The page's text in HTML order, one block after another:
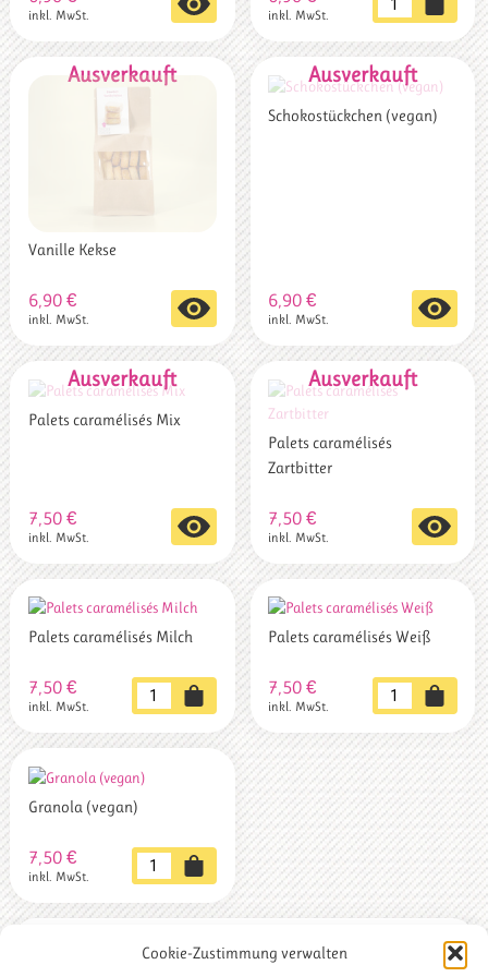
Cookie-Zustimmung verwalten
inkl. MwSt. inkl. MwSt.
³
Menge
Vanille Kekse
6,90 €
inkl. MwSt.
Schokostückchen (vegan)
6,90€
inkl. MwSt.
Palets caramélisés Mix
7,50 €
inkl. MwSt.
Palets caramélisés
Zartbitter
7,50€
inkl. MwSt.
Palets caramélisés Milch
7,50 €
inkl. MwSt.
Palets
caramélisés
Milch
Palets caramélisés Weiß
7,50€
inkl. MwSt.
Palets
caramélisés
Weiß
Menge
Granola (vegan)
7,50 €
inkl. MwSt.
Granola
(vegan)
Menge